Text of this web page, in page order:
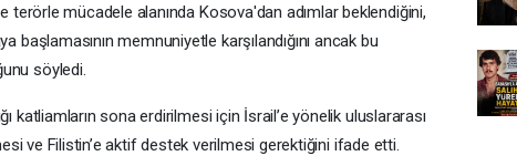
mücadele alanında Kosova'dan adımlar beklendiğini,
memnuniyetle karşılandığını ancak bu
söyledi.
katliamların sona erdirilmesi için İsrail’e yönelik uluslararası
ve Filistin’e aktif destek verilmesi gerektiğini ifade etti.